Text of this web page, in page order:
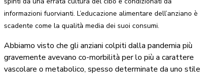
informazioni fuorvianti. L’educazione alimentare dell’anziano è
scadente come la qualità media dei suoi consumi.
Abbiamo visto che gli anziani colpiti dalla pandemia più
gravemente avevano co-morbilità per lo più a carattere
vascolare o metabolico, spesso determinate da uno stile